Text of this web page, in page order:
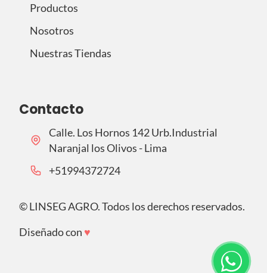
Productos
Nosotros
Nuestras Tiendas
Contacto
Calle. Los Hornos 142 Urb.Industrial
Naranjal los Olivos - Lima
‪+51994372724‬
©LINSEG AGRO. Todos los derechos reservados.
Diseñado con ♥